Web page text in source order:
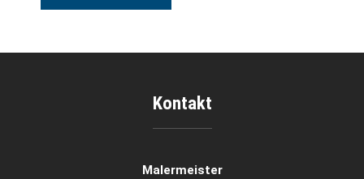
Kontakt
Malermeister